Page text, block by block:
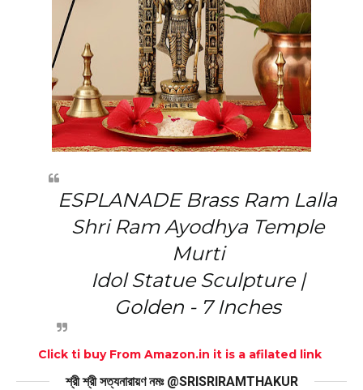
ESPLANADE Brass Ram Lalla
Shri Ram Ayodhya Temple
Murti
Idol Statue Sculpture |
Golden - 7 Inches
Click ti buy From Amazon.in it is a afilated link
শ্রী শ্রী সত্যনারায়ণ নমঃ @SRISRIRAMTHAKUR